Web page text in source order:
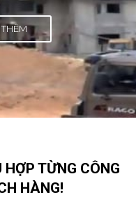
HỢP TỪNG CÔNG
HÀNG!